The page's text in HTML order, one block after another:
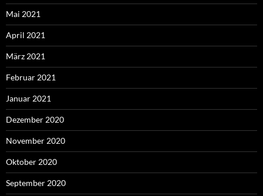
Mai 2021
April 2021
März 2021
Februar 2021
Januar 2021
Dezember 2020
November 2020
Oktober 2020
September 2020